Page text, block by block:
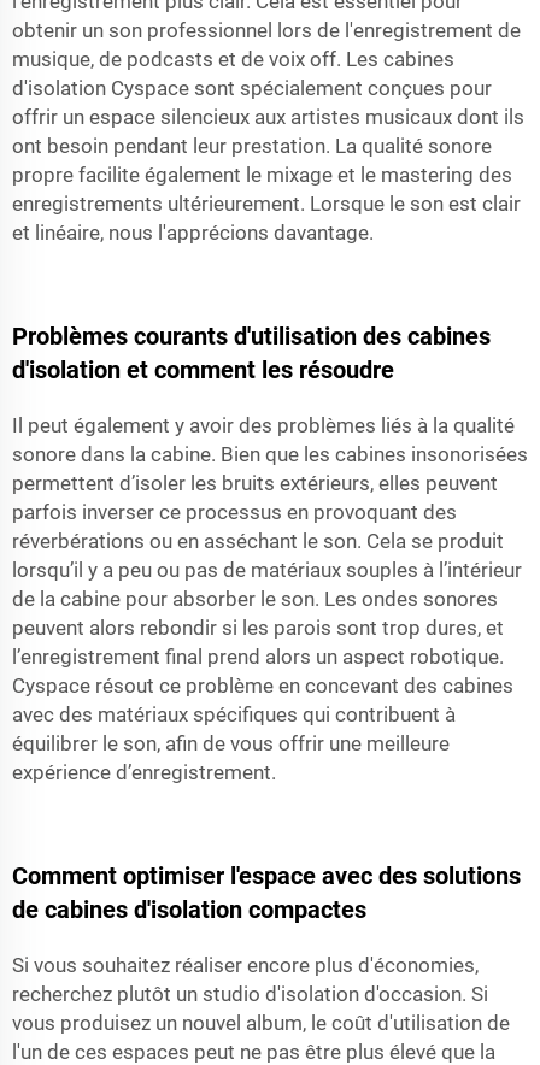
obtenir un son professionnel lors de l'enregistrement de
musique, de podcasts et de voix off. Les cabines
d'isolation Cyspace sont spécialement conçues pour
offrir un espace silencieux aux artistes musicaux dont ils
ont besoin pendant leur prestation. La qualité sonore
propre facilite également le mixage et le mastering des
enregistrements ultérieurement. Lorsque le son est clair
et linéaire, nous l'apprécions davantage.
Problèmes courants d'utilisation des cabines
d'isolation et comment les résoudre
Il peut également y avoir des problèmes liés à la qualité
sonore dans la cabine. Bien que les cabines insonorisées
permettent d’isoler les bruits extérieurs, elles peuvent
parfois inverser ce processus en provoquant des
réverbérations ou en asséchant le son. Cela se produit
lorsqu’il y a peu ou pas de matériaux souples à l’intérieur
de la cabine pour absorber le son. Les ondes sonores
peuvent alors rebondir si les parois sont trop dures, et
l’enregistrement final prend alors un aspect robotique.
Cyspace résout ce problème en concevant des cabines
avec des matériaux spécifiques qui contribuent à
équilibrer le son, afin de vous offrir une meilleure
expérience d’enregistrement.
Comment optimiser l'espace avec des solutions
de cabines d'isolation compactes
Si vous souhaitez réaliser encore plus d'économies,
recherchez plutôt un studio d'isolation d'occasion. Si
vous produisez un nouvel album, le coût d'utilisation de
l'un de ces espaces peut ne pas être plus élevé que la